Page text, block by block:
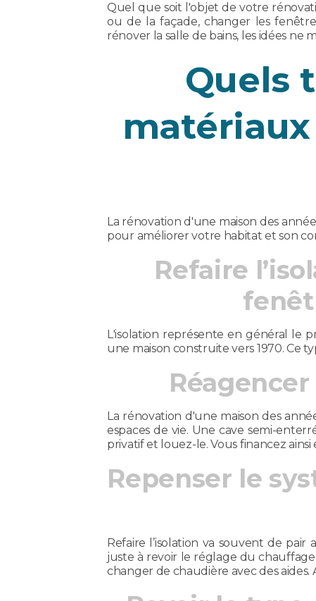
Quel que soit l'objet de votre
ou de la façade, changer les
rénover la salle de bains, les idées ne
Quels
La rénovation d'une maison des
pour améliorer votre habitat et son
Refaire
L'isolation représente en général le
une maison construite vers 1970. Ce
La rénovation d'une maison des
espaces de vie. Une cave semi-
privatif et louez-le. Vous financez
Repenser le
Refaire l’isolation va souvent de
juste à revoir le réglage du
changer de chaudière avec des